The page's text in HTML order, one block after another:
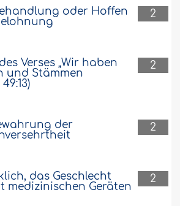
2
oder Hoffen
2
Verses „Wir haben
und Stämmen
2
der
2
das Geschlecht
medizinischen Geräten